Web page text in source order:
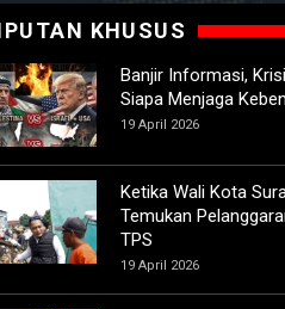
KHUSUS
Banjir Informasi,
Siapa Menjaga
19 April 2026
Ketika Wali Kota
Temukan
TPS
19 April 2026